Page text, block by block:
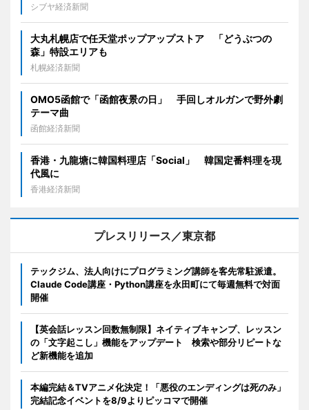
シブヤ経済新聞
大丸札幌店で任天堂ポップアップストア 「どうぶつの
森」特設エリアも
札幌経済新聞
OMO5函館で「函館夜景の日」 手回しオルガンで野外劇
テーマ曲
函館経済新聞
香港・九龍塘に韓国料理店「Social」 韓国定番料理を現
代風に
香港経済新聞
プレスリリース／東京都
テックジム、法人向けにプログラミング講師を客先常駐派遣。
Claude Code講座・Python講座を永田町にて毎週無料で対面
開催
【英会話レッスン回数無制限】ネイティブキャンプ、レッスン
の「文字起こし」機能をアップデート 検索や部分リピートな
ど新機能を追加
本編完結＆TVアニメ化決定！「悪役のエンディングは死のみ」
完結記念イベントを8/9よりピッコマで開催